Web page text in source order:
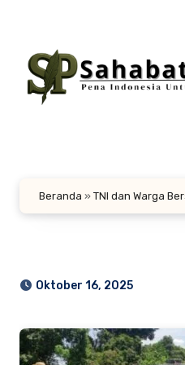
konten
Beranda » TNI dan Warga
Oktober 16, 2025